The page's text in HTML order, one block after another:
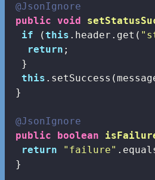
@JsonIgnore
public void
if (this .header.get(
return ;
  }
this
}
@JsonIgnore
public
boolean
return
"failure"
}